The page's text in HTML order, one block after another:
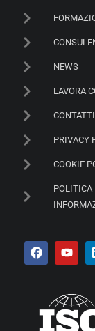
NEWS
LAVORA
CONTATTI
PRIVACY
COOKIE
POLITICA